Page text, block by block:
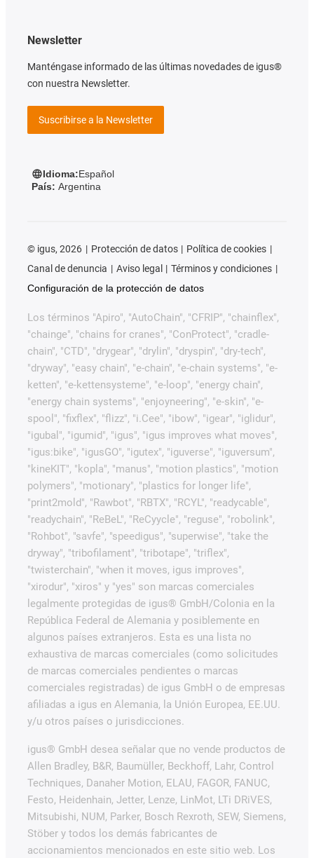
Newsletter
Manténgase informado de las últimas novedades de igus®
con nuestra Newsletter.
Suscribirse a la Newsletter
Idioma:Español
País: Argentina
© igus, 2026 Protección de datos
Política de cookies
Canal de denuncia
Aviso legal
Términos y condiciones
Configuración de la protección de datos
Los términos "Apiro", "AutoChain", "CFRIP", "chainflex",
"chainge", "chains for cranes", "ConProtect", "cradle-
chain", "CTD", "drygear", "drylin", "dryspin", "dry-tech",
"dryway", "easy chain", "e-chain", "e-chain systems", "e-
ketten", "e-kettensysteme", "e-loop", "energy chain",
"energy chain systems", "enjoyneering", "e-skin", "e-
spool", "fixflex", "flizz", "i.Cee", "ibow", "igear", "iglidur",
"igubal", "igumid", "igus", "igus improves what moves",
"igus:bike", "igusGO", "igutex", "iguverse", "iguversum",
"kineKIT", "kopla", "manus", "motion plastics", "motion
polymers", "motionary", "plastics for longer life",
"print2mold", "Rawbot", "RBTX", "RCYL", "readycable",
"readychain", "ReBeL", "ReCyycle", "reguse", "robolink",
"Rohbot", "savfe", "speedigus", "superwise", "take the
dryway", "tribofilament", "tribotape", "triflex",
"twisterchain", "when it moves, igus improves",
"xirodur", "xiros" y "yes" son marcas comerciales
legalmente protegidas de igus® GmbH/Colonia en la
República Federal de Alemania y posiblemente en
algunos países extranjeros. Esta es una lista no
exhaustiva de marcas comerciales (como solicitudes
de marcas comerciales pendientes o marcas
comerciales registradas) de igus GmbH o de empresas
afiliadas a igus en Alemania, la Unión Europea, EE.UU.
y/u otros países o jurisdicciones.
igus® GmbH desea señalar que no vende productos de
Allen Bradley, B&R, Baumüller, Beckhoff, Lahr, Control
Techniques, Danaher Motion, ELAU, FAGOR, FANUC,
Festo, Heidenhain, Jetter, Lenze, LinMot, LTi DRiVES,
Mitsubishi, NUM, Parker, Bosch Rexroth, SEW, Siemens,
Stöber y todos los demás fabricantes de
accionamientos mencionados en este sitio web. Los